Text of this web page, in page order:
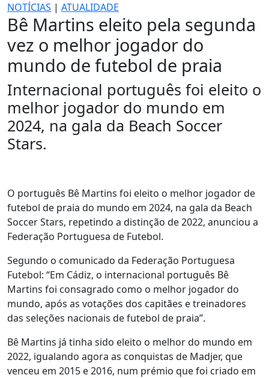
NOTÍCIAS | ATUALIDADE
Bê Martins eleito pela segunda
vez o melhor jogador do
mundo de futebol de praia
Internacional português foi eleito o
melhor jogador do mundo em
2024, na gala da Beach Soccer
Stars.
O português Bê Martins foi eleito o melhor jogador de
futebol de praia do mundo em 2024, na gala da Beach
Soccer Stars, repetindo a distinção de 2022, anunciou a
Federação Portuguesa de Futebol.
Segundo o comunicado da Federação Portuguesa
Futebol: “Em Cádiz, o internacional português Bê
Martins foi consagrado como o melhor jogador do
mundo, após as votações dos capitães e treinadores
das seleções nacionais de futebol de praia”.
Bê Martins já tinha sido eleito o melhor do mundo em
2022, igualando agora as conquistas de Madjer, que
venceu em 2015 e 2016, num prémio que foi criado em